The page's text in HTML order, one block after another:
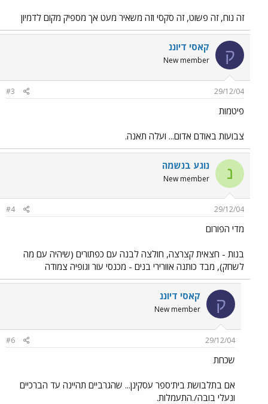
זה נוח, זה פשוט, זה סקסי וזה משאיר מעט אך מספיק מקום לדמיון
ק קאסי דיוננ
New member
29/12/04
#3
פיטמות
צבועות באודם אדום... ועלה תאנה.
נ נוגע בנשמה
New member
29/12/04
#4
מדי הפורום
בנות - חצאית קצרצה, חולצה לבנה עם כפתורים (שיהיה עם מה
לשחק), מבד כותנה אוורירי בנים - מכנסי עור וגופיה צמודה
ק קאסי דיוננ
New member
29/12/04
#6
שכחת
אם בתלבושת בית'ספר עסקינן... שהגרביים תהיינה עד הברכיים
ונעלי בובה/.התעמלות.